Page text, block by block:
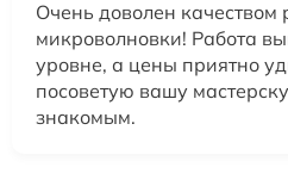
Очень доволен качеством
микроволновки! Работа
уровне, а цены приятно
посоветую вашу
знакомым.